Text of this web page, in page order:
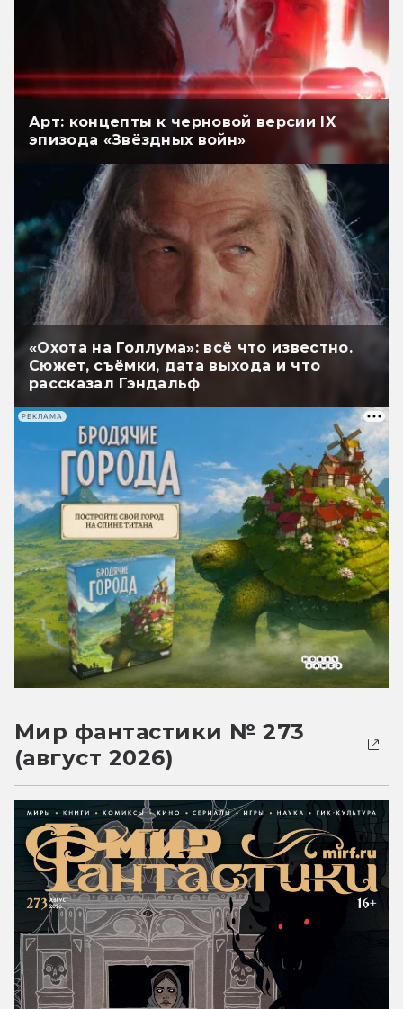
Арт: концепты к черновой версии IX
эпизода «Звёздных войн»
«Охота на Голлума»: всё что известно.
Сюжет, съёмки, дата выхода и что
рассказал Гэндальф
РЕКЛАМА
Мир фантастики № 273
(август 2026)